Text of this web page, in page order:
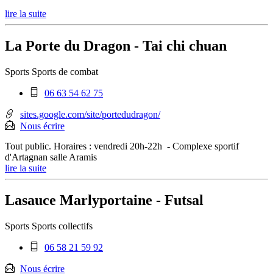
lire la suite
La Porte du Dragon - Tai chi chuan
Sports Sports de combat
Téléphone
:
06 63 54 62 75
sites.google.com/site/portedudragon/
Nous écrire
Tout public. Horaires : vendredi 20h-22h - Complexe sportif
d'Artagnan salle Aramis
lire la suite
Lasauce Marlyportaine - Futsal
Sports Sports collectifs
Téléphone
:
06 58 21 59 92
Nous écrire